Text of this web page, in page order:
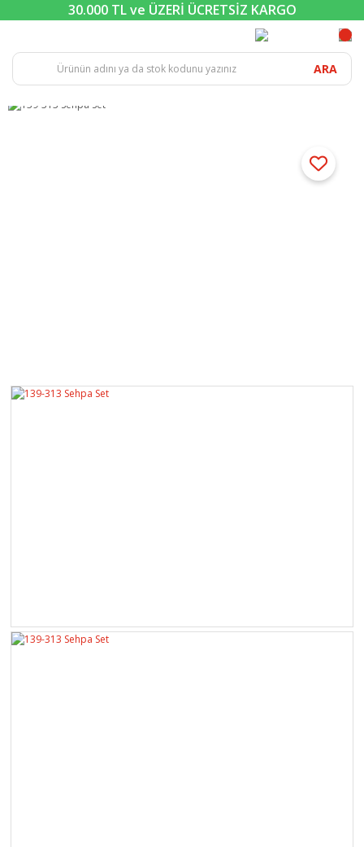
30.000 TL ve ÜZERİ ÜCRETSİZ KARGO
ARA